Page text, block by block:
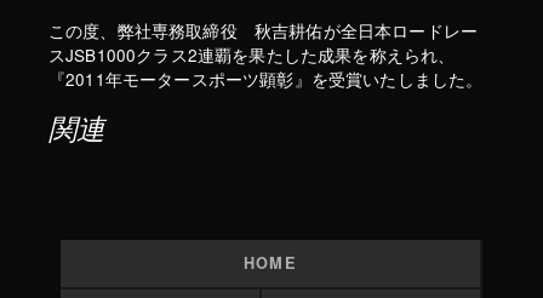
この度、弊社専務取締役 秋吉耕佑が全日本ロードレー
スJSB1000クラス2連覇を果たした成果を称えられ、
『2011年モータースポーツ顕彰』を受賞いたしました。
関連
HOME